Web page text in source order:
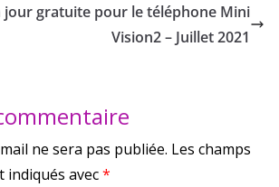
jour gratuite pour le téléphone Mini
Vision2 – Juillet 2021
ne sera pas publiée. Les champs
avec*